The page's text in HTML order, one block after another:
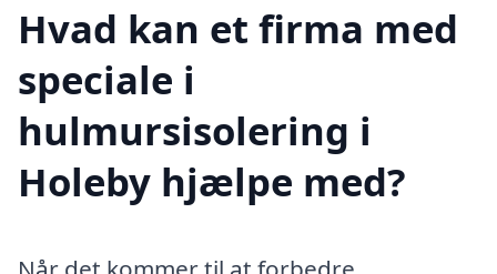
Hvad kan et firma med
speciale i
hulmursisolering i
Holeby hjælpe med?